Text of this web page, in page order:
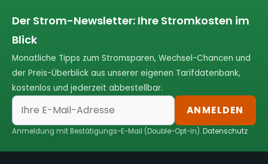
Der Strom-Newsletter: Ihre Stromkosten im
Blick
Monatliche Tipps zum Stromsparen, Wechsel-Chancen und
der Preis-Überblick aus unserer eigenen Tarifdatenbank,
kostenlos und jederzeit abbestellbar.
ANMELDEN
Anmeldung mit Bestätigungs-E-Mail (Double-Opt-in).Datenschutz